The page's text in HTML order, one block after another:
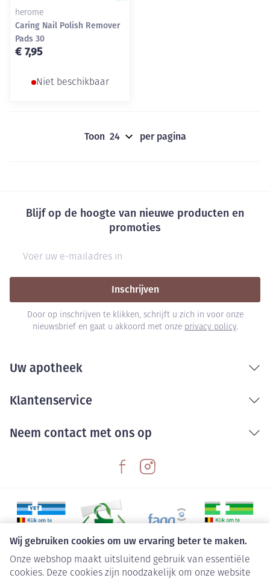
Wij gebruiken cookies om uw ervaring beter te maken.
Onze webshop maakt uitsluitend gebruik van essentiële
cookies. Deze cookies zijn noodzakelijk om onze website
herome
Caring Nail Polish Remover
Pads 30
€ 7,95
Niet beschikbaar
Toon per pagina
Blijf op de hoogte van nieuwe producten en
promoties
Inschrijven
Door op inschrijven te klikken, schrijft u zich in voor onze
nieuwsbrief en gaat u akkoord met onze privacy policy.
Uw apotheek
Klantenservice
Neem contact met ons op
Juridische links